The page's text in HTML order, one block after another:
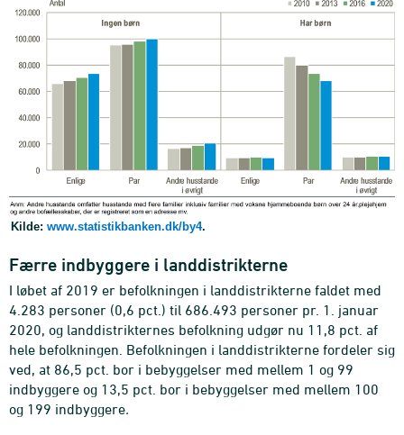
Kilde: www.statistikbanken.dk/by4.
Færre indbyggere i landdistrikterne
I løbet af 2019 er befolkningen i landdistrikterne faldet med
4.283 personer (0,6 pct.) til 686.493 personer pr. 1. januar
2020, og landdistrikternes befolkning udgør nu 11,8 pct. af
hele befolkningen. Befolkningen i landdistrikterne fordeler sig
ved, at 86,5 pct. bor i bebyggelser med mellem 1 og 99
indbyggere og 13,5 pct. bor i bebyggelser med mellem 100
og 199 indbyggere.